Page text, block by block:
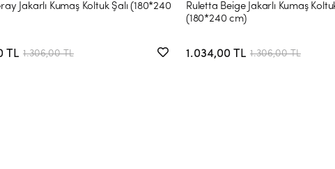
Jakarlı Kumaş Koltuk Şalı (180*240
TL 1.306,00 TL
Ruletta Beige Jakarlı Kumaş
(180*240 cm)
1.034,00 TL 1.306,00 TL